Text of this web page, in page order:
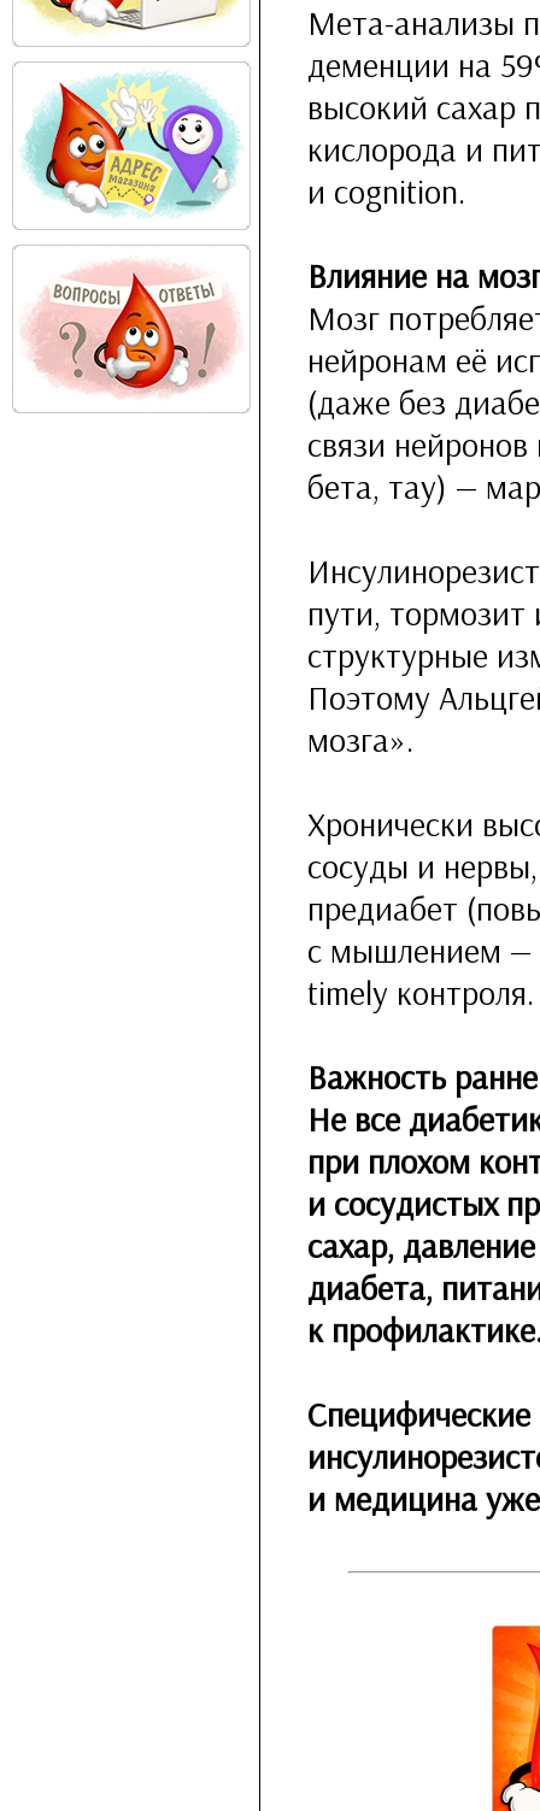
Мета-анализы
деменции на
высокий сахар
кислорода и
и cognition.
Влияние на
Мозг
нейронам её
(даже без
связи
бета, тау) —
пути, тормозит
структурные
Поэтому
мозга».
Хронически
сосуды и
предиабет
с мышлением —
timely контроля.
Важность
Не все
при плохом
и сосудистых
сахар,
диабета,
к
и медицина